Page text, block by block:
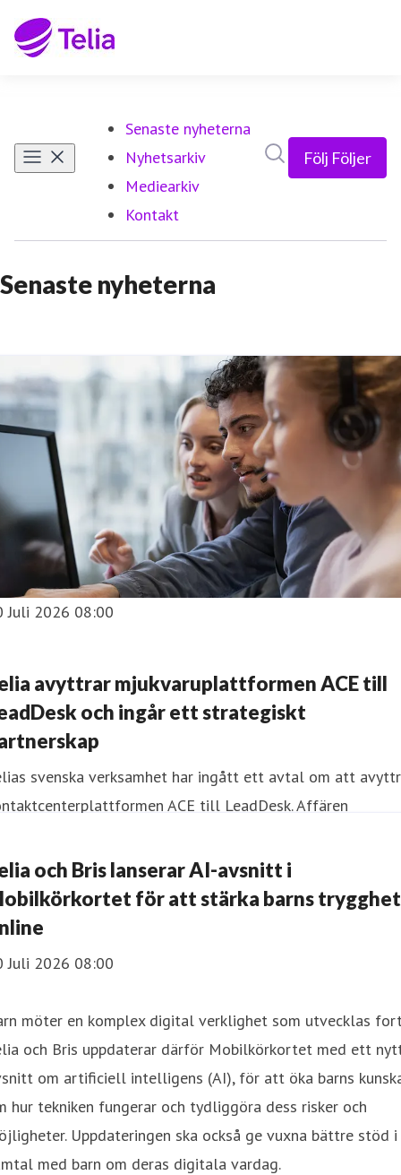
Senaste nyheterna(current)
Nyhetsarkiv
Mediearkiv
Kontakt
Följ Följer
Senaste nyheterna
Juli 2026 08:00
avyttrar mjukvaruplattformen ACE till
och ingår ett strategiskt
svenska verksamhet har ingått ett avtal om att
ACE till LeadDesk. Affären
i linje med Telias strategi att förenkla verksamheten
fokusera på kärnverksamheten. Samtidigt säkerställs
långsiktiga utveckling genom LeadDesks
och Bris lanserar AI-avsnitt i
för att stärka barns trygghet
Juli 2026 08:00
möter en komplex digital verklighet som utvecklas
och Bris uppdaterar därför Mobilkörkortet med ett
om artificiell intelligens (AI), för att öka barns
hur tekniken fungerar och tydliggöra dess risker och
Uppdateringen ska också ge vuxna bättre stöd i
med barn om deras digitala vardag.